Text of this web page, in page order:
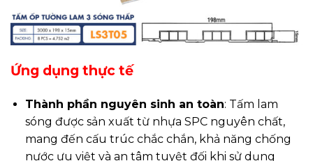
Ứng dụng thực tế
Thành phần nguyên sinh an toàn: Tấm lam
sóng được sản xuất từ nhựa SPC nguyên chất,
mang đến cấu trúc chắc chắn, khả năng chống
nước ưu việt và an tâm tuyệt đối khi sử dụng